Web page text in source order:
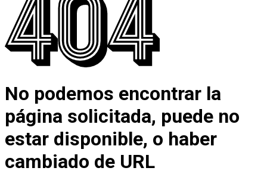
No podemos encontrar la
página solicitada, puede no
estar disponible, o haber
cambiado de URL